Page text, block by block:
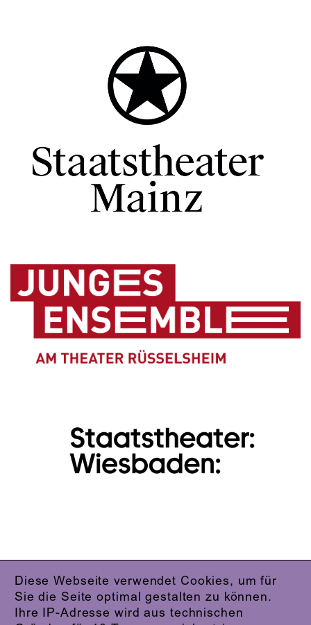
Diese Webseite verwendet Cookies, um für
Sie die Seite optimal gestalten zu können.
Ihre IP-Adresse wird aus technischen
IMPRESSUM
DATENSCHUTZ
AGB